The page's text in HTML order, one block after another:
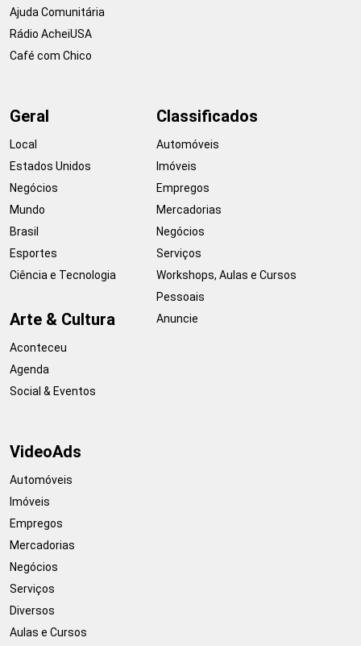
Ajuda Comunitária
Rádio AcheiUSA
Café com Chico
Geral
Local
Estados Unidos
Negócios
Mundo
Brasil
Esportes
Ciência e Tecnologia
Arte & Cultura
Aconteceu
Agenda
Social & Eventos
Classificados
Automóveis
Imóveis
Empregos
Mercadorias
Negócios
Serviços
Workshops, Aulas e Cursos
Pessoais
Anuncie
VideoAds
Automóveis
Imóveis
Empregos
Mercadorias
Negócios
Serviços
Diversos
Aulas e Cursos